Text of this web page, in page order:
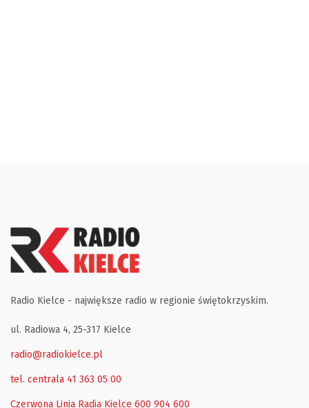
Radio Kielce - największe radio w regionie świętokrzyskim.
ul. Radiowa 4, 25-317 Kielce
radio@radiokielce.pl
tel. centrala 41 363 05 00
Czerwona Linia Radia Kielce 600 904 600